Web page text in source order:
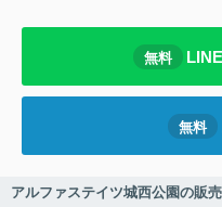
無料
無料
アルファステイツ城西公園の販